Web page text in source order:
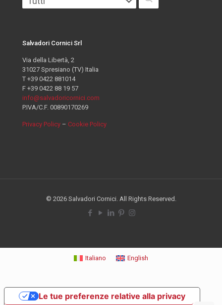
Salvadori Cornici Srl
Via della Libertà, 2
31027 Spresiano (TV) Italia
T +39 0422 881014
F +39 0422 88 19 57
info@salvadoricornici.com
P.IVA/C.F. 00890170269
Privacy Policy – Cookie Policy
© 2026 Salvadori Cornici. All Rights Reserved.
Italiano English
Le tue preferenze relative alla privacy